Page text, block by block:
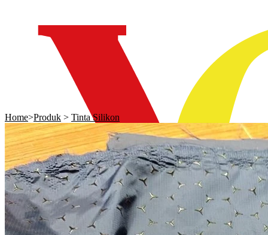
Home>Produk > Tinta Silikon